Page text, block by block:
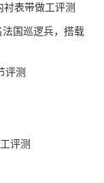
表带做工评测
国巡逻兵，搭载
评测
评测